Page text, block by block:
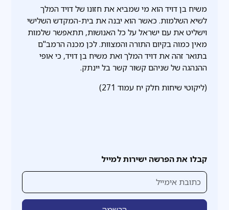
קבלו את הפרשה ישירות למייל
משיח בן דויד הוא מי שמביא את חזונו של דויד המלך
לשיא השלמות. כאשר הוא יבנה את בית-המקדש השלישי
וישליט את עם ישראל על כל האנושות, תתאפשר שלמות
מאין כמוה בקיום התורה והמצוות. לכן מכנה הרמב"ם
בתואר זהה את דויד המלך ואת משיח בן דויד, כי אופי
ההנהגה של שניהם קשור קשר בל יינתק.
(ליקוטי שיחות חלק יח עמוד 271)